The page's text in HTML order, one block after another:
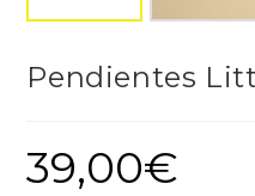
Pendientes
39,00€